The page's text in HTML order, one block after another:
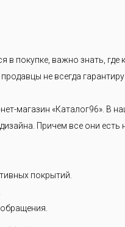
в покупке, важно знать,
не всегда
магазин «Каталог96». В
Причем все они есть
покрытий.